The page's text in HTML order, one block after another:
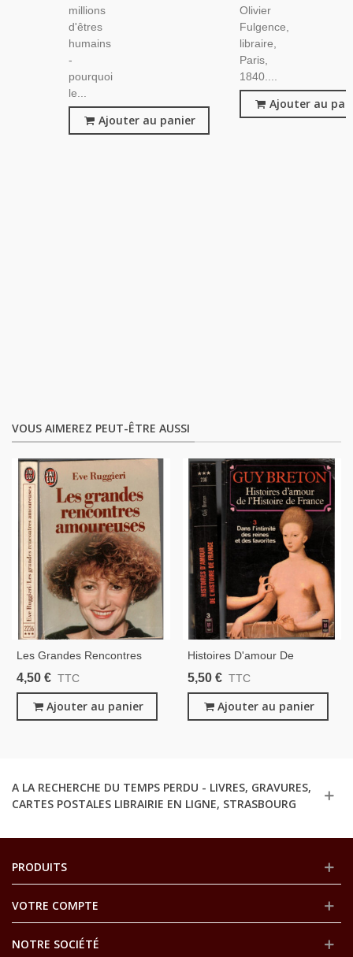
millions
d'êtres
humains
-
pourquoi
le...
Ajouter au panier
Olivier
Fulgence,
libraire,
Paris,
1840....
Ajouter au
VOUS AIMEREZ PEUT-ÊTRE AUSSI
Les Grandes Rencontres
Amoureuses, Eve Ruggieri,
4,50 € TTC
Ajouter au panier
Histoires D'amour De
L'Histoire De France T3
Favorites, Guy Breton 1975 -
Renaissance, Femmes
5,50 € TTC
Ajouter au panier
A LA RECHERCHE DU TEMPS PERDU - LIVRES, GRAVURES,
CARTES POSTALES LIBRAIRIE EN LIGNE, STRASBOURG
PRODUITS
VOTRE COMPTE
NOTRE SOCIÉTÉ